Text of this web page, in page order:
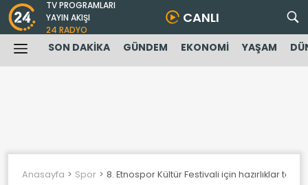
TV PROGRAMLARI
YAYIN AKIŞI
24 RADYO
CANLI
SON DAKİKA GÜNDEM EKONOMİ YAŞAM
Anasayfa Spor 8. Etnospor Kültür Festivali için hazırlıklar